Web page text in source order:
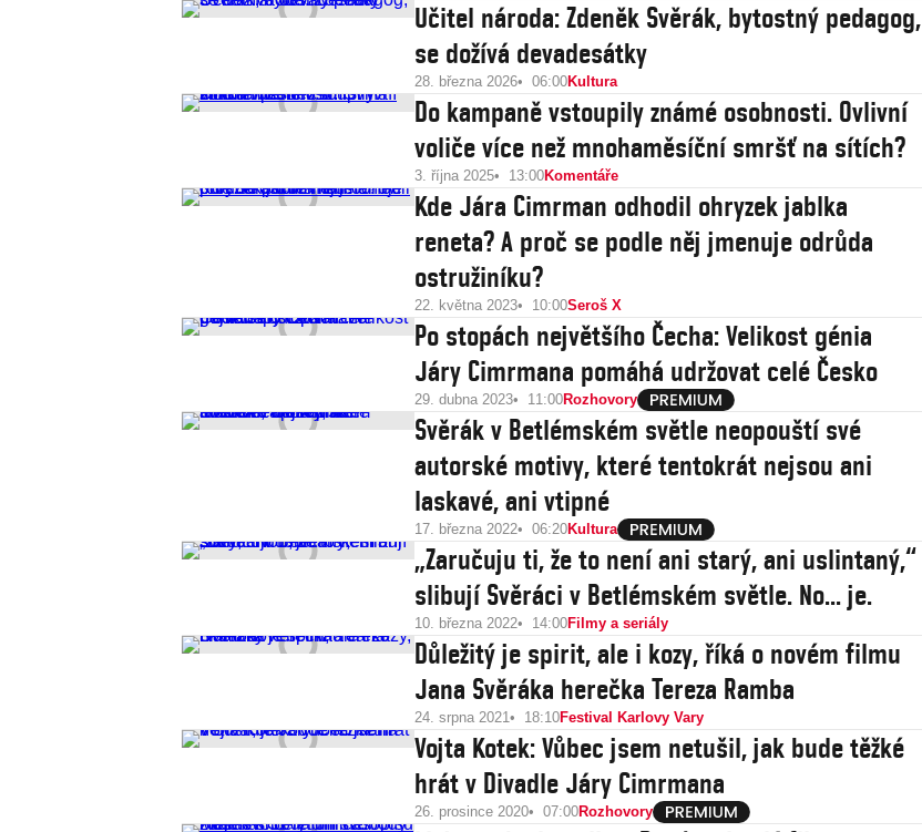
Učitel národa: Zdeněk Svěrák, bytostný pedagog,
se dožívá devadesátky
28. března 2026 06:00Kultura
Do kampaně vstoupily známé osobnosti. Ovlivní
voliče více než mnohaměsíční smršť na sítích?
3. října 2025 13:00Komentáře
Kde Jára Cimrman odhodil ohryzek jablka
reneta? A proč se podle něj jmenuje odrůda
ostružiníku?
22. května 2023 10:00Seroš X
Po stopách největšího Čecha: Velikost génia
Járy Cimrmana pomáhá udržovat celé Česko
29. dubna 2023 11:00Rozhovory
Svěrák v Betlémském světle neopouští své
autorské motivy, které tentokrát nejsou ani
laskavé, ani vtipné
17. března 2022 06:20Kultura
„Zaručuju ti, že to není ani starý, ani uslintaný,“
slibují Svěráci v Betlémském světle. No... je.
10. března 2022 14:00Filmy a seriály
Důležitý je spirit, ale i kozy, říká o novém filmu
Jana Svěráka herečka Tereza Ramba
24. srpna 2021 18:10Festival Karlovy Vary
Vojta Kotek: Vůbec jsem netušil, jak bude těžké
hrát v Divadle Járy Cimrmana
26. prosince 2020 07:00Rozhovory